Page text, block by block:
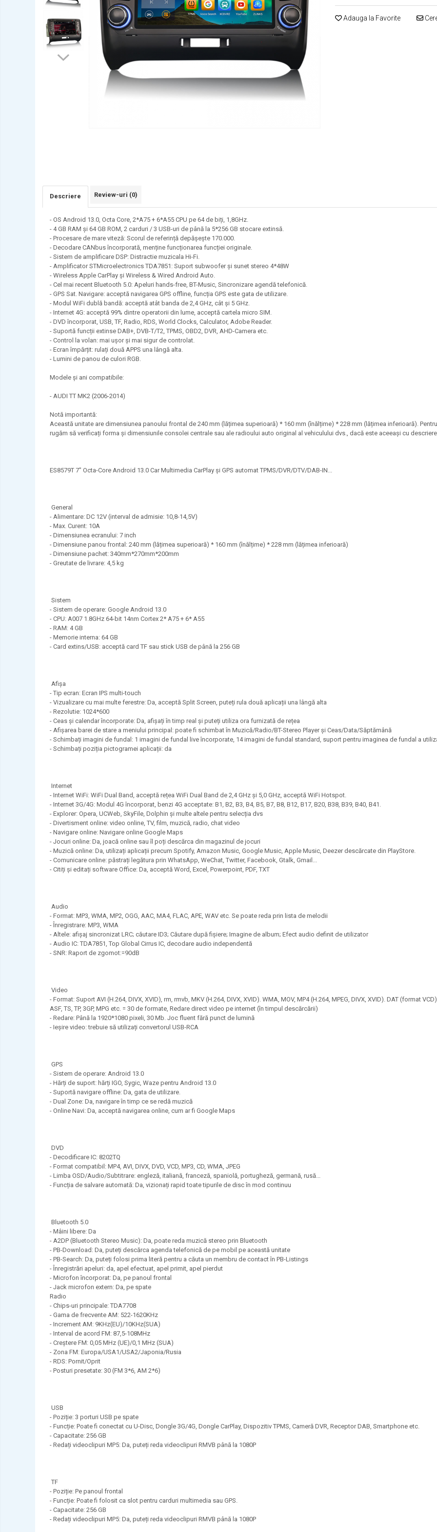
VW/SEAT/SKODA
Adauga la Favorite
Descriere Review-uri (0)
- OS Android 13.0, Octa Core, 2*A75 + 6*A55 CPU pe 64 de biți, 1,8GHz.
- 4 GB RAM și 64 GB ROM, 2 carduri / 3 USB-uri de până la 5*256 GB stocare extinsă.
- Procesare de mare viteză: Scorul de referință depășește 170.000.
- Decodare CANbus încorporată, menține funcționarea funcției originale.
- Sistem de amplificare DSP: Distractie muzicala Hi-Fi.
- Amplificator STMicroelectronics TDA7851: Suport subwoofer și sunet stereo 4*48W
- Wireless Apple CarPlay și Wireless & Wired Android Auto.
- Cel mai recent Bluetooth 5.0: Apeluri hands-free, BT-Music, Sincronizare agendă telefonică.
- GPS Sat. Navigare: acceptă navigarea GPS offline, funcția GPS este gata de utilizare.
- Modul WiFi dublă bandă: acceptă atât banda de 2,4 GHz, cât și 5 GHz.
- Internet 4G: acceptă 99% dintre operatorii din lume, acceptă cartela micro SIM.
- DVD încorporat, USB, TF, Radio, RDS, World Clocks, Calculator, Adobe Reader.
- Suportă funcții extinse DAB+, DVB-T/T2, TPMS, OBD2, DVR, AHD-Camera etc.
- Control la volan: mai ușor și mai sigur de controlat.
- Ecran împărțit: rulați două APPS una lângă alta.
- Lumini de panou de culori RGB.
Modele și ani compatibile:
- AUDI TT MK2 (2006-2014)
Notă importantă:
Această unitate are dimensiunea panoului frontal de 240 mm (lățimea superioară) * 160 mm (înălțime) * 228 mm (lățimea inferioară).
rugăm să verificați forma și dimensiunile consolei centrale sau ale radioului auto original al vehiculului dvs., dacă este aceeași cu
ES8579T 7" Octa-Core Android 13.0 Car Multimedia CarPlay și GPS automat TPMS/DVR/DTV/DAB-IN...
General
- Alimentare: DC 12V (interval de admisie: 10,8-14,5V)
- Max. Curent: 10A
- Dimensiunea ecranului: 7 inch
- Dimensiune panou frontal: 240 mm (lățimea superioară) * 160 mm (înălțime) * 228 mm (lățimea inferioară)
- Dimensiune pachet: 340mm*270mm*200mm
- Greutate de livrare: 4,5 kg
Sistem
- Sistem de operare: Google Android 13.0
- CPU: A007 1.8GHz 64-bit 14nm Cortex 2* A75 + 6* A55
- RAM: 4 GB
- Memorie interna: 64 GB
- Card extins/USB: acceptă card TF sau stick USB de până la 256 GB
Afişa
- Tip ecran: Ecran IPS multi-touch
- Vizualizare cu mai multe ferestre: Da, acceptă Split Screen, puteți rula două aplicații una lângă alta
- Rezolutie: 1024*600
- Ceas și calendar încorporate: Da, afișați în timp real și puteți utiliza ora furnizată de rețea
- Afișarea barei de stare a meniului principal: poate fi schimbat în Muzică/Radio/BT-Stereo Player și Ceas/Data/Săptămână
- Schimbați imagini de fundal: 1 imagini de fundal live încorporate, 14 imagini de fundal standard, suport pentru imaginea de fundal a
- Schimbați poziția pictogramei aplicații: da
Internet
- Internet WiFi: WiFi Dual Band, acceptă rețea WiFi Dual Band de 2,4 GHz și 5,0 GHz, acceptă WiFi Hotspot.
- Internet 3G/4G: Modul 4G încorporat, benzi 4G acceptate: B1, B2, B3, B4, B5, B7, B8, B12, B17, B20, B38, B39, B40, B41.
- Explorer: Opera, UCWeb, SkyFile, Dolphin și multe altele pentru selecția dvs
- Divertisment online: video online, TV, film, muzică, radio, chat video
- Navigare online: Navigare online Google Maps
- Jocuri online: Da, joacă online sau îl poți descărca din magazinul de jocuri
- Muzică online: Da, utilizați aplicații precum Spotify, Amazon Music, Google Music, Apple Music, Deezer descărcate din PlayStore.
- Comunicare online: păstrați legătura prin WhatsApp, WeChat, Twitter, Facebook, Gtalk, Gmail...
- Citiți și editați software Office: Da, acceptă Word, Excel, Powerpoint, PDF, TXT
Audio
- Format: MP3, WMA, MP2, OGG, AAC, MA4, FLAC, APE, WAV etc. Se poate reda prin lista de melodii
- Înregistrare: MP3, WMA
- Altele: afișaj sincronizat LRC; căutare ID3; Căutare după fișiere; Imagine de album; Efect audio definit de utilizator
- Audio IC: TDA7851, Top Global Cirrus IC, decodare audio independentă
- SNR: Raport de zgomot:=90dB
Video
- Format: Suport AVI (H.264, DIVX, XVID), rm, rmvb, MKV (H.264, DIVX, XVID). WMA, MOV, MP4 (H.264, MPEG, DIVX, XVID). DAT (format
ASF, TS, TP, 3GP, MPG etc. = 30 de formate, Redare direct video pe internet (în timpul descărcării)
- Redare: Până la 1920*1080 pixeli, 30 Mb. Joc fluent fără punct de lumină
- Ieșire video: trebuie să utilizați convertorul USB-RCA
GPS
- Sistem de operare: Android 13.0
- Hărți de suport: hărți IGO, Sygic, Waze pentru Android 13.0
- Suportă navigare offline: Da, gata de utilizare.
- Dual Zone: Da, navigare în timp ce se redă muzică
- Online Navi: Da, acceptă navigarea online, cum ar fi Google Maps
DVD
- Decodificare IC: 8202TQ
- Format compatibil: MP4, AVI, DIVX, DVD, VCD, MP3, CD, WMA, JPEG
- Limba OSD/Audio/Subtitrare: engleză, italiană, franceză, spaniolă, portugheză, germană, rusă...
- Funcția de salvare automată: Da, vizionați rapid toate tipurile de disc în mod continuu
Bluetooth 5.0
- Mâini libere: Da
- A2DP (Bluetooth Stereo Music): Da, poate reda muzică stereo prin Bluetooth
- PB-Download: Da, puteți descărca agenda telefonică de pe mobil pe această unitate
- PB-Search: Da, puteți folosi prima literă pentru a căuta un membru de contact în PB-Listings
- Înregistrări apeluri: da, apel efectuat, apel primit, apel pierdut
- Microfon încorporat: Da, pe panoul frontal
- Jack microfon extern: Da, pe spate
Radio
- Chips-uri principale: TDA7708
- Gama de frecvente AM: 522-1620KHz
- Increment AM: 9KHz(EU)/10KHz(SUA)
- Interval de acord FM: 87,5-108MHz
- Creștere FM: 0,05 MHz (UE)/0,1 MHz (SUA)
- Zona FM: Europa/USA1/USA2/Japonia/Rusia
- RDS: Pornit/Oprit
- Posturi presetate: 30 (FM 3*6, AM 2*6)
USB
- Poziție: 3 porturi USB pe spate
- Funcție: Poate fi conectat cu U-Disc, Dongle 3G/4G, Dongle CarPlay, Dispozitiv TPMS, Cameră DVR, Receptor DAB, Smartphone etc.
- Capacitate: 256 GB
- Redați videoclipuri MP5: Da, puteți reda videoclipuri RMVB până la 1080P
TF
- Poziție: Pe panoul frontal
- Funcție: Poate fi folosit ca slot pentru carduri multimedia sau GPS.
- Capacitate: 256 GB
- Redați videoclipuri MP5: Da, puteți reda videoclipuri RMVB până la 1080P